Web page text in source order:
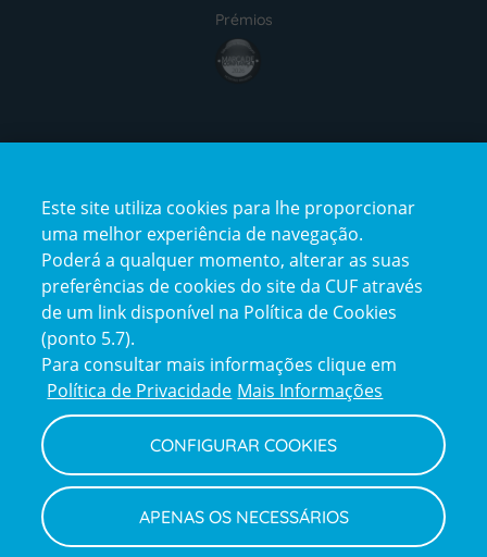
Prémios
award4
certification2certification3
Reclamações
e
elogios
Política de Privacidade e Cookies
Termos e Condições
Declaração de Acessibilidade
Canal de Denúncias
Informações legais
Este site utiliza cookies para lhe proporcionar
uma melhor experiência de navegação.
Poderá a qualquer momento, alterar as suas
preferências de cookies do site da CUF através
de um link disponível na Política de Cookies
(ponto 5.7).
Para consultar mais informações clique em
Política de Privacidade Mais Informações
CONFIGURAR COOKIES
APENAS OS NECESSÁRIOS